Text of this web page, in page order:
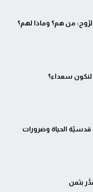
من هم؟ وماذا لهم؟
سعداء؟
قدسيّة الحياة وضرورات
بثمن